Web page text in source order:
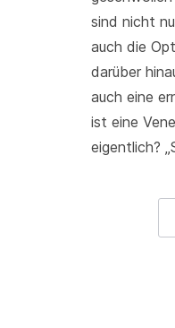
sind nicht
auch die
darüber
auch eine
ist eine
eigentlich?